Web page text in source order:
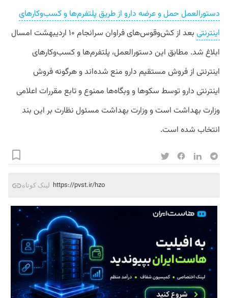
دستورالعمل حمل و عرضه دارو از طریق پلتفرم‌‌ها و کسب‌وکارهای
اینترنتی
بعد از کش‌وقوس‌‌های فراوان سرانجام ۱۰ اردیبهشت امسال
ابلاغ شد. مطابق این دستورالعمل، پلتفرم‌ها و کسب‌وکارهای
اینترنتی از فروش مستقیم دارو منع شده‌اند و هرگونه فروش
اینترنتی دارو توسط سکوها و وبگاه‌ها ممنوع و تابع مقررات اعلامی
وزارت بهداشت است و وزارت بهداشت مسئول نظارت بر این بند
انتخاب شده است.
لینک کوتاه https://pvst.ir/hzo